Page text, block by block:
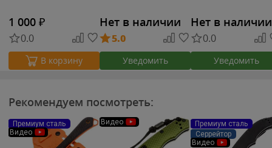
1 000 ₽
0.0
В корзину
Нет в наличии
5.0
Уведомить
Нет в наличии
0.0
Уведомить
Рекомендуем посмотреть:
Премиум сталь
Видео
Видео
Премиум сталь
Серрейтор
Видео